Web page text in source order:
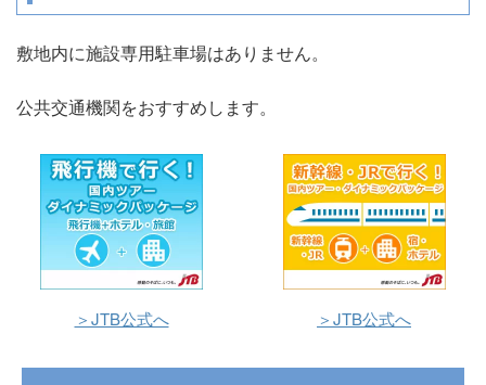
敷地内に施設専用駐車場はありません。
公共交通機関をおすすめします。
＞JTB公式へ ＞JTB公式へ